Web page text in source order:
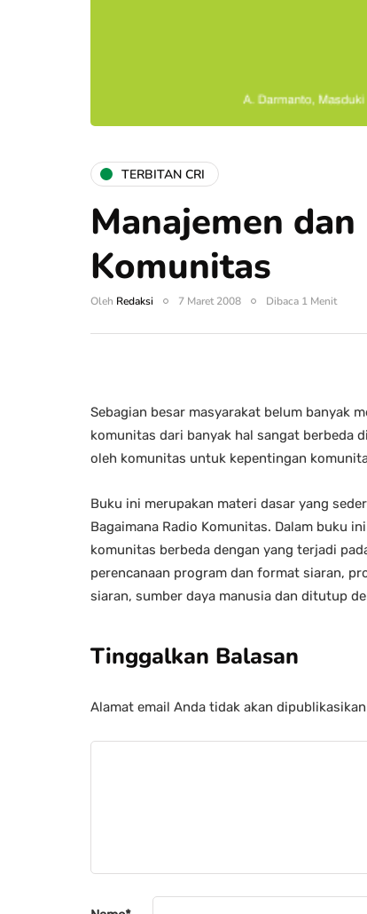
TERBITAN CRI
Manajemen
Komunitas
Oleh Redaksi 7 Maret 2008 Dibaca 1 Menit
Sebagian besar masyarakat belum banyak
komunitas dari banyak hal sangat berbeda
oleh komunitas untuk kepentingan
Buku ini merupakan materi dasar yang
Bagaimana Radio Komunitas. Dalam buku
komunitas berbeda dengan yang terjadi
perencanaan program dan format siaran,
siaran, sumber daya manusia dan ditutup
Tinggalkan Balasan
Alamat email Anda tidak akan